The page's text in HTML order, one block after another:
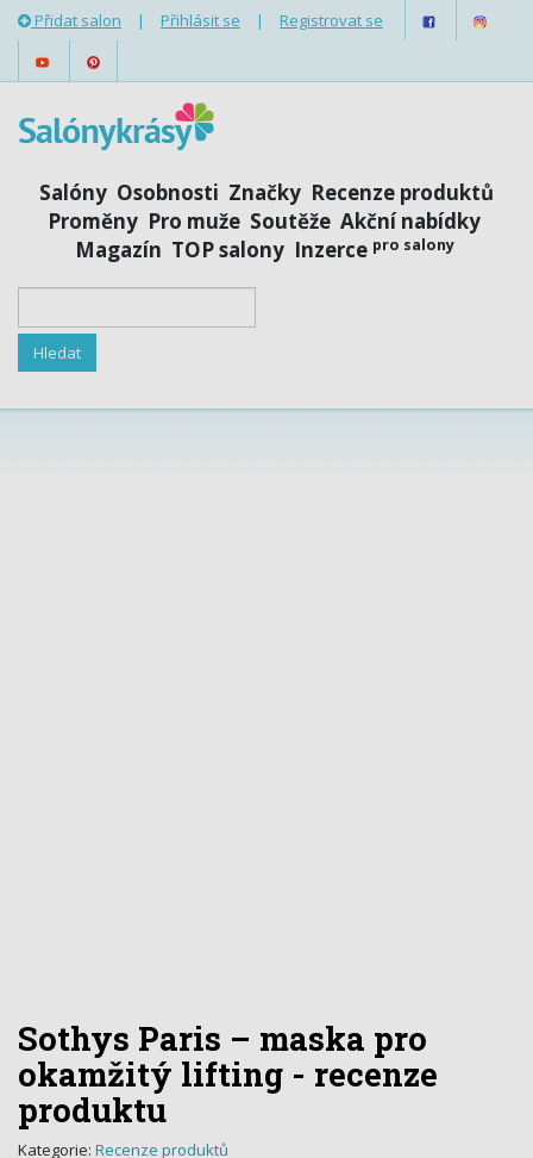
Přidat salon | Přihlásit se | Registrovat se
Salóny Osobnosti Značky Recenze produktů
Proměny Pro muže Soutěže Akční nabídky
Magazín TOP salony Inzerce pro salony
Sothys Paris – maska pro
okamžitý lifting - recenze
produktu
Kategorie: Recenze produktů